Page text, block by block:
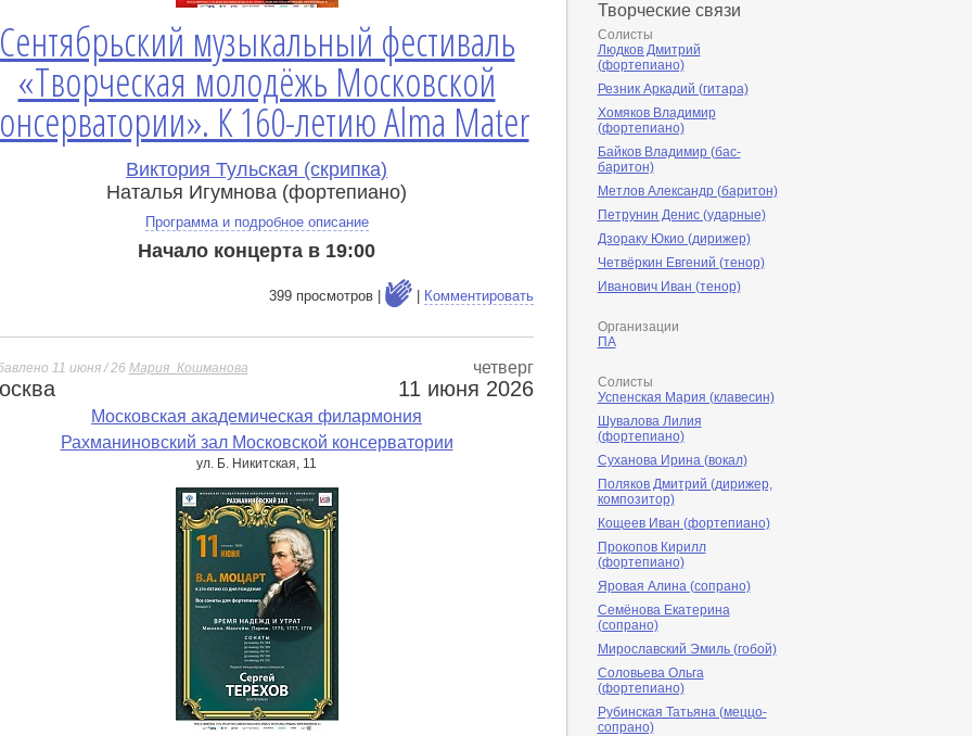
музыкальный фестиваль
«Творческая молодёжь Московской
К 160-летию Alma Mater
Виктория Тульская (скрипка)
Наталья Игумнова (фортепиано)
Программа и подробное описание
Начало концерта в 19:00
399 просмотров | Комментировать
11 июня / 26 Мария_Кошманова четверг
11 июня 2026
Московская академическая филармония
Рахманиновский зал Московской консерватории
ул. Б. Никитская, 11
Творческие связи
Солисты
Людков Дмитрий
(фортепиано)
Резник Аркадий (гитара)
Хомяков Владимир
(фортепиано)
Байков Владимир (бас-
баритон)
Метлов Александр (баритон)
Петрунин Денис (ударные)
Дзораку Юкио (дирижер)
Четвёркин Евгений (тенор)
Иванович Иван (тенор)
Организации
ПА
Солисты
Успенская Мария (клавесин)
Шувалова Лилия
(фортепиано)
Суханова Ирина (вокал)
Поляков Дмитрий (дирижер,
композитор)
Кощеев Иван (фортепиано)
Прокопов Кирилл
(фортепиано)
Яровая Алина (сопрано)
Семёнова Екатерина
(сопрано)
Мирославский Эмиль (гобой)
Соловьева Ольга
(фортепиано)
Рубинская Татьяна (меццо-
сопрано)